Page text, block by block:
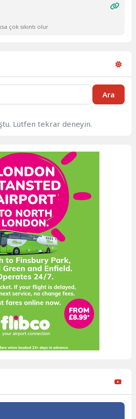
çok sıkıntı olur
Ara
Lütfen tekrar deneyin.